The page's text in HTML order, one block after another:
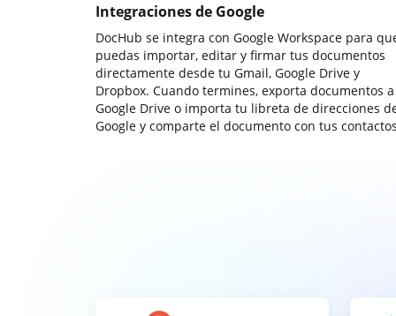
Integraciones de Google
DocHub se integra con Google Workspace para
puedas importar, editar y firmar tus documentos
directamente desde tu Gmail, Google Drive y
Dropbox. Cuando termines, exporta documentos a
Google Drive o importa tu libreta de direcciones
Google y comparte el documento con tus